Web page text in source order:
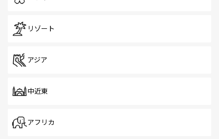
リゾート
アジア
中近東
アフリカ